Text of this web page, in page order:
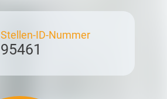
Stellen-ID-Nummer
95461